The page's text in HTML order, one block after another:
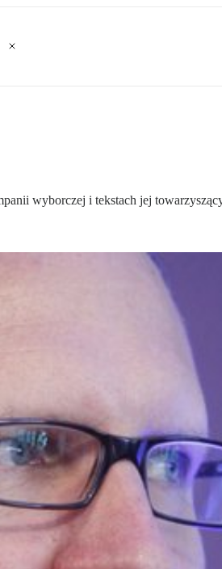
wyborczej i tekstach jej